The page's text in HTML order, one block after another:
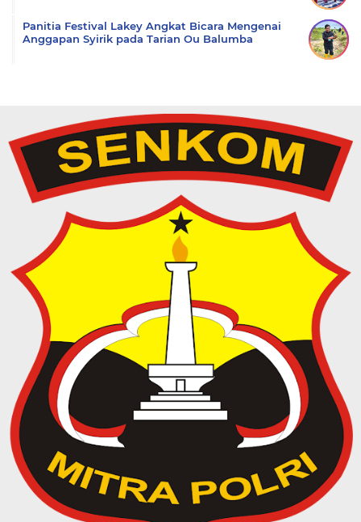
Panitia Festival Lakey Angkat Bicara Mengenai
Anggapan Syirik pada Tarian Ou Balumba